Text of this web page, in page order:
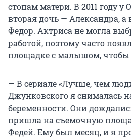
стопам матери. В 2011 году у
вторая дочь — Александра, а
Федор. Актриса не могла
работой, поэтому часто
площадке с малышом, чтобы
— В сериале «Лучше, чем
Джунковского я снималась
беременности. Они
пришла на съемочную
Федей. Ему был месяц, и я